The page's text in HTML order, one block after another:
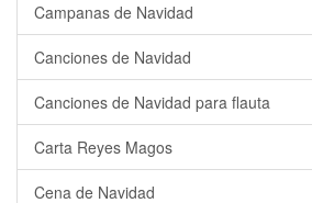
Campanas de Navidad
Canciones de Navidad
Canciones de Navidad para flauta
Carta Reyes Magos
Cena de Navidad